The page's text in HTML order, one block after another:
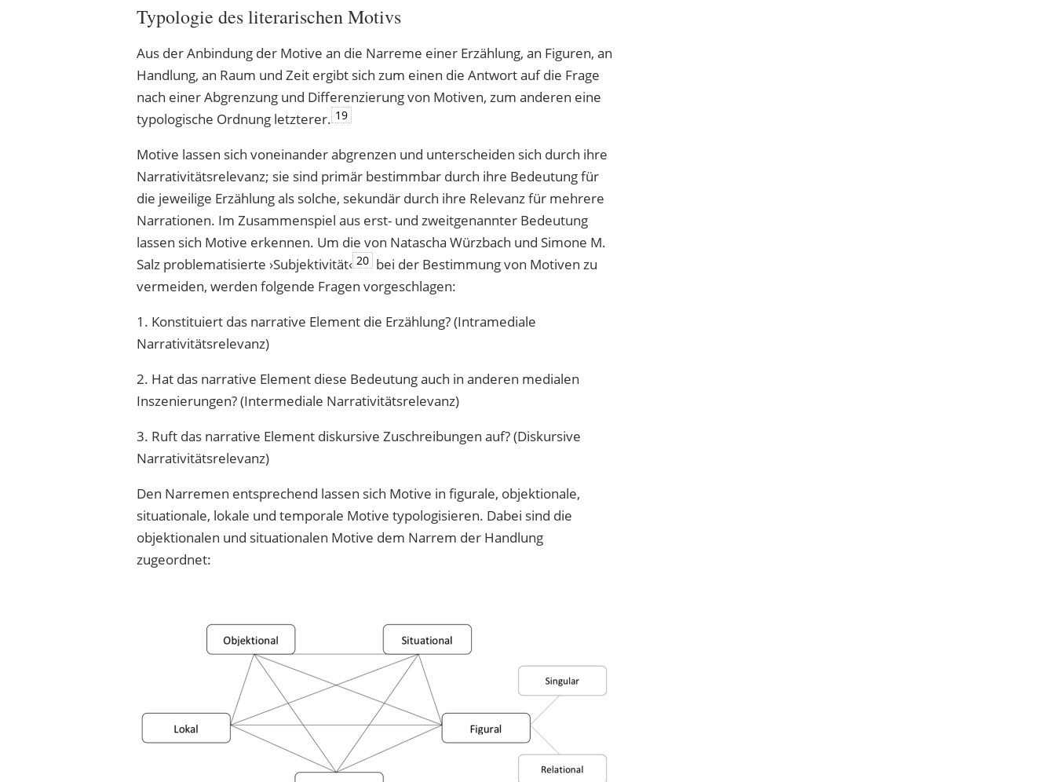
Typologie des literarischen Motivs
Aus der Anbindung der Motive an die Narreme einer Erzählung, an Figuren, an
Handlung, an Raum und Zeit ergibt sich zum einen die Antwort auf die Frage
nach einer Abgrenzung und Differenzierung von Motiven, zum anderen eine
typologische Ordnung letzterer. 19
Motive lassen sich voneinander abgrenzen und unterscheiden sich durch ihre
Narrativitätsrelevanz; sie sind primär bestimmbar durch ihre Bedeutung für
die jeweilige Erzählung als solche, sekundär durch ihre Relevanz für mehrere
Narrationen. Im Zusammenspiel aus erst- und zweitgenannter Bedeutung
lassen sich Motive erkennen. Um die von Natascha Würzbach und Simone M.
Salz problematisierte ›Subjektivität‹ 20 bei der Bestimmung von Motiven zu
vermeiden, werden folgende Fragen vorgeschlagen:
1. Konstituiert das narrative Element die Erzählung? (Intramediale
Narrativitätsrelevanz)
2. Hat das narrative Element diese Bedeutung auch in anderen medialen
Inszenierungen? (Intermediale Narrativitätsrelevanz)
3. Ruft das narrative Element diskursive Zuschreibungen auf? (Diskursive
Narrativitätsrelevanz)
Den Narremen entsprechend lassen sich Motive in figurale, objektionale,
situationale, lokale und temporale Motive typologisieren. Dabei sind die
objektionalen und situationalen Motive dem Narrem der Handlung
zugeordnet: